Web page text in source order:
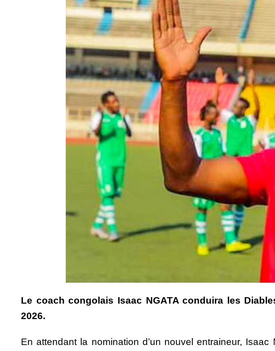
Le coach congolais Isaac NGATA conduira les
2026.
En attendant la nomination d’un nouvel entraineur,